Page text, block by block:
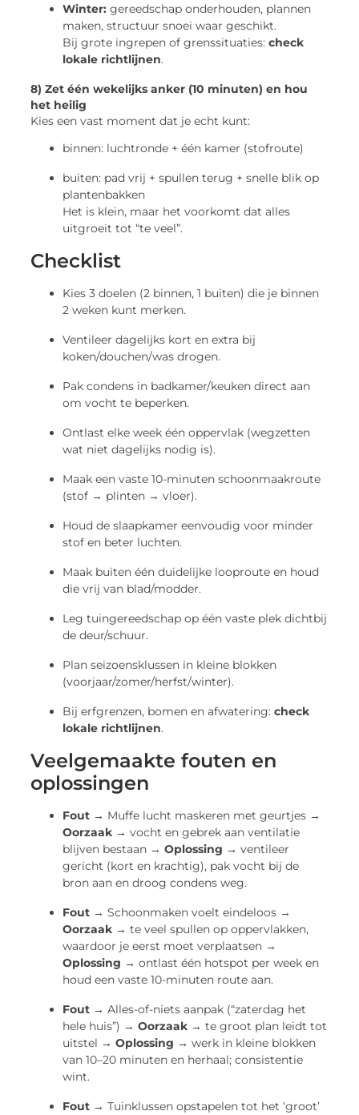
Winter: gereedschap onderhouden, plannen
maken, structuur snoei waar geschikt.
Bij grote ingrepen of grenssituaties:check
lokale richtlijnen.
8) Zet één wekelijks anker (10 minuten) en hou
het heilig
Kies een vast moment dat je echt kunt:
binnen: luchtronde + één kamer (stofroute)
buiten: pad vrij + spullen terug + snelle blik op
plantenbakken
Het is klein, maar het voorkomt dat alles
uitgroeit tot “te veel”.
Checklist
Kies 3 doelen (2 binnen, 1 buiten) die je binnen
2 weken kunt merken.
Ventileer dagelijks kort en extra bij
koken/douchen/was drogen.
Pak condens in badkamer/keuken direct aan
om vocht te beperken.
Ontlast elke week één oppervlak (wegzetten
wat niet dagelijks nodig is).
Maak een vaste 10-minuten schoonmaakroute
(stof → plinten → vloer).
Houd de slaapkamer eenvoudig voor minder
stof en beter luchten.
Maak buiten één duidelijke looproute en houd
die vrij van blad/modder.
Leg tuingereedschap op één vaste plek dichtbij
de deur/schuur.
Plan seizoensklussen in kleine blokken
(voorjaar/zomer/herfst/winter).
Bij erfgrenzen, bomen en afwatering:check
lokale richtlijnen.
Veelgemaakte fouten en
oplossingen
Fout → Muffe lucht maskeren met geurtjes →
Oorzaak → vocht en gebrek aan ventilatie
blijven bestaan →Oplossing → ventileer
gericht (kort en krachtig), pak vocht bij de
bron aan en droog condens weg.
Fout → Schoonmaken voelt eindeloos →
Oorzaak → te veel spullen op oppervlakken,
waardoor je eerst moet verplaatsen →
Oplossing → ontlast één hotspot per week en
houd een vaste 10-minuten route aan.
Fout → Alles-of-niets aanpak (“zaterdag het
hele huis”) →Oorzaak → te groot plan leidt tot
uitstel →Oplossing → werk in kleine blokken
van 10–20 minuten en herhaal; consistentie
wint.
Fout → Tuinklussen opstapelen tot het ‘groot’